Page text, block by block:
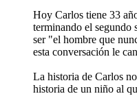
Hoy Carlos tiene 33
terminando el segundo
ser "el hombre que
esta conversación le
La historia de Carlos
historia de un niño al